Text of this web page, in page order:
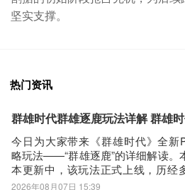
坚实支撑。
热门资讯
群雄时代群雄逐鹿玩法详解 群雄
今日为大家带来《群雄时代》全新
略玩法——“群雄逐鹿”的详细解读。
本更新中，该玩法正式上线，历经
试与迭代优化，官方结合大量玩家
2026年08月07日 15:39